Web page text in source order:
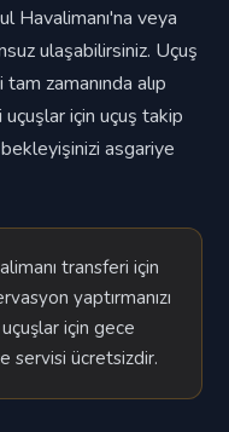
Havalimanı'na veya
ulaşabilirsiniz. Uçuş
zamanında alıp
uçuşlar için uçuş takip
asgariye
transferi için
yaptırmanızı
için gece
servisi ücretsizdir.